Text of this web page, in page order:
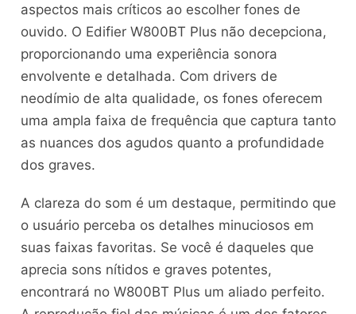
aspectos mais críticos ao escolher fones de
ouvido. O Edifier W800BT Plus não decepciona,
proporcionando uma experiência sonora
envolvente e detalhada. Com drivers de
neodímio de alta qualidade, os fones oferecem
uma ampla faixa de frequência que captura tanto
as nuances dos agudos quanto a profundidade
dos graves.
A clareza do som é um destaque, permitindo que
o usuário perceba os detalhes minuciosos em
suas faixas favoritas. Se você é daqueles que
aprecia sons nítidos e graves potentes,
encontrará no W800BT Plus um aliado perfeito.